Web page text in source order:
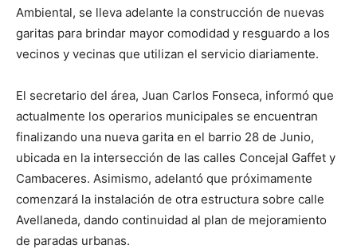
Ambiental, se lleva adelante la construcción de nuevas
garitas para brindar mayor comodidad y resguardo a los
vecinos y vecinas que utilizan el servicio diariamente.
El secretario del área, Juan Carlos Fonseca, informó que
actualmente los operarios municipales se encuentran
finalizando una nueva garita en el barrio 28 de Junio,
ubicada en la intersección de las calles Concejal Gaffet y
Cambaceres. Asimismo, adelantó que próximamente
comenzará la instalación de otra estructura sobre calle
Avellaneda, dando continuidad al plan de mejoramiento
de paradas urbanas.